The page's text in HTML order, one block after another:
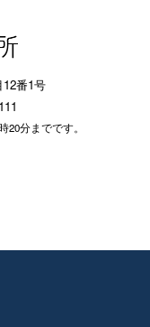
番1号
分までです。